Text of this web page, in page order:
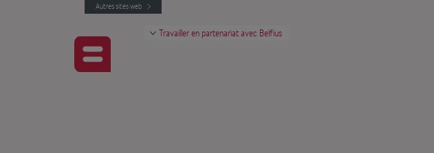
Autres sites web
Travailler en partenariat avec Belfius